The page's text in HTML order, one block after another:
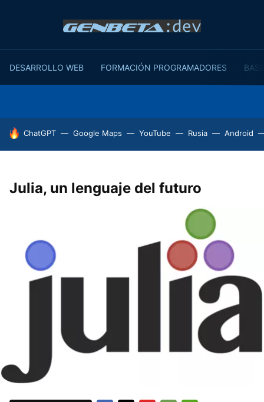
DESARROLLO WEB FORMACIÓN PROGRAMADORES
HOY SE HABLA DE
ChatGPT Google Maps YouTube Rusia Android
Julia, un lenguaje del futuro